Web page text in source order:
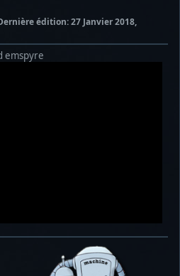
édition: 27 Janvier 2018,
emspyre